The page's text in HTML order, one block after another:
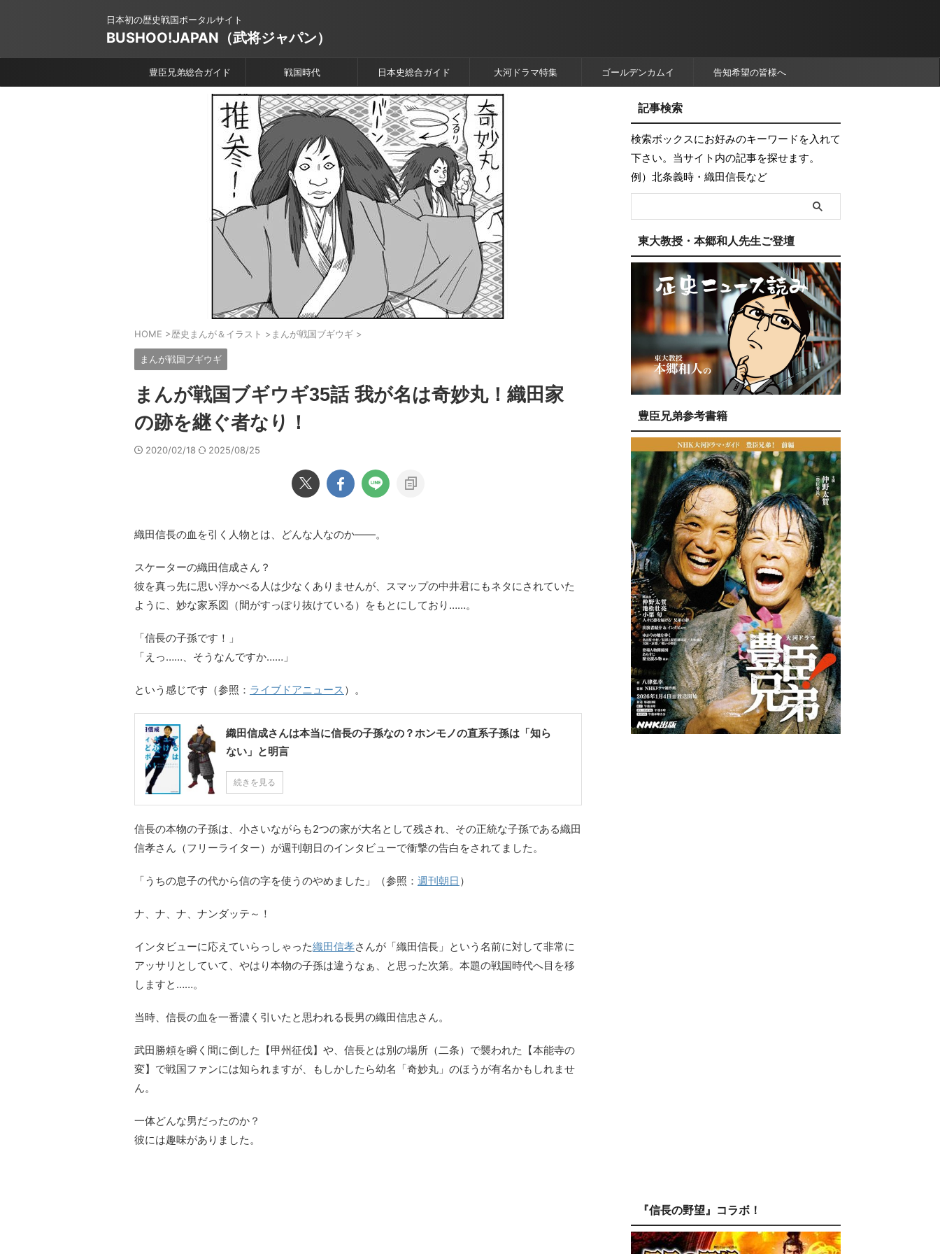
日本初の歴史戦国ポータルサイト
BUSHOO!JAPAN（武将ジャパン）
豊臣兄弟総合ガイド 戦国時代 日本史総合ガイド 大河ドラマ特集 ゴールデンカムイ 告知希望の皆様へ
HOME >歴史まんが＆イラスト > まんが戦国ブギウギ >
まんが戦国ブギウギ
まんが戦国ブギウギ35話 我が名は奇妙丸！織田家
の跡を継ぐ者なり！
2020/02/18 2025/08/25
織田信長の血を引く人物とは、どんな人なのか――。
スケーターの織田信成さん？
彼を真っ先に思い浮かべる人は少なくありませんが、スマップの中井君にもネタにされていた
ように、妙な家系図（間がすっぽり抜けている）をもとにしており……。
「信長の子孫です！」
「えっ……、そうなんですか……」
という感じです（参照： ライブドアニュース ）。
織田信成さんは本当に信長の子孫なの？ホンモノの直系子孫は「知ら
ない」と明言
続きを見る
信長の本物の子孫は、小さいながらも2つの家が大名として残され、その正統な子孫である織田
信孝さん（フリーライター）が週刊朝日のインタビューで衝撃の告白をされてました。
「うちの息子の代から信の字を使うのやめました」（参照： 週刊朝日 ）
ナ、ナ、ナ、ナンダッテ～！
インタビューに応えていらっしゃった織田信孝さんが「織田信長」という名前に対して非常に
アッサリとしていて、やはり本物の子孫は違うなぁ、と思った次第。本題の戦国時代へ目を移
しますと……。
当時、信長の血を一番濃く引いたと思われる長男の織田信忠さん。
武田勝頼を瞬く間に倒した【甲州征伐】や、信長とは別の場所（二条）で襲われた【本能寺の
変】で戦国ファンには知られますが、もしかしたら幼名「奇妙丸」のほうが有名かもしれませ
ん。
一体どんな男だったのか？
彼には趣味がありました。
記事検索
検索ボックスにお好みのキーワードを入れて
下さい。当サイト内の記事を探せます。
例）北条義時・織田信長など
東大教授・本郷和人先生ご登壇
豊臣兄弟参考書籍
『信長の野望』コラボ！